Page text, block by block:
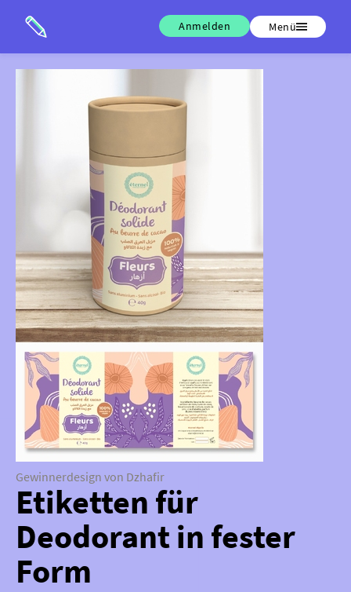
Anmelden Menü
Gewinnerdesign von Dzhafir
Etiketten für
Deodorant in fester
Form